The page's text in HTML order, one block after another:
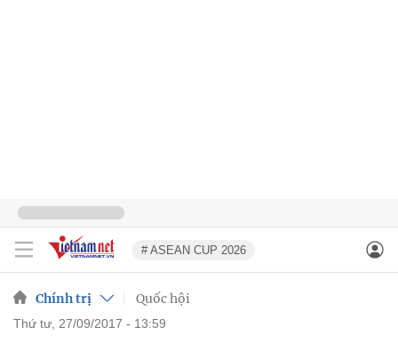
# ASEAN CUP 2026
Chính trị Quốc hội
thứ tư, 27/09/2017 - 13:59